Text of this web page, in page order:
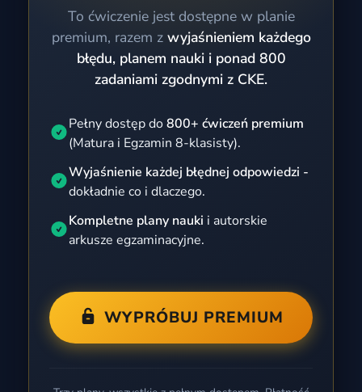
To ćwiczenie jest dostępne w planie
premium, razem z wyjaśnieniem każdego
błędu, planem nauki i ponad 800
zadaniami zgodnymi z CKE.
Pełny dostęp do800+ ćwiczeń premium
(Matura i Egzamin 8-klasisty).
Wyjaśnienie każdej błędnej odpowiedzi -
dokładnie co i dlaczego.
Kompletne plany nauki i autorskie
arkusze egzaminacyjne.
WYPRÓBUJ PREMIUM